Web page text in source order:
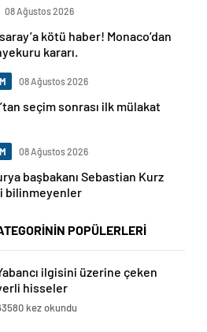
08 Ağustos 2026
kötü haber! Monaco’dan
kararı.
08 Ağustos 2026
seçim sonrası ilk mülakat
08 Ağustos 2026
başbakanı Sebastian Kurz
bilinmeyenler
POPÜLERLERİ
ilgisini üzerine çeken
hisseler
kez okundu